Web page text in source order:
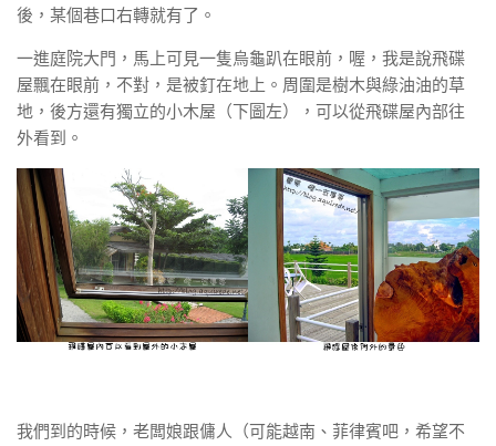
後，某個巷口右轉就有了。
一進庭院大門，馬上可見一隻烏龜趴在眼前，喔，我是說飛碟
屋飄在眼前，不對，是被釘在地上。周圍是樹木與綠油油的草
地，後方還有獨立的小木屋（下圖左），可以從飛碟屋內部往
外看到。
我們到的時候，老闆娘跟傭人（可能越南、菲律賓吧，希望不